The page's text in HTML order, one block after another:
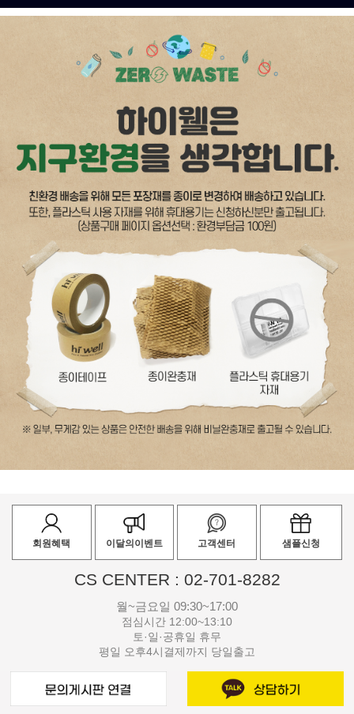
회원혜택 이달의이벤트 고객센터 샘플신청
CS CENTER : 02-701-8282
월~금요일 09:30~17:00
점심시간 12:00~13:10
토·일·공휴일 휴무
평일 오후4시결제까지 당일출고